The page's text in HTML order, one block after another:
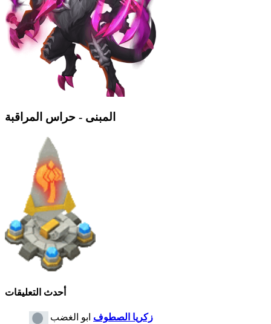
المبنى - حراس المراقبة
أحدث التعليقات
زكريا الصطوف ابو الغضب